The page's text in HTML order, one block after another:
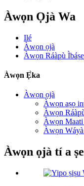
Àwọn Ọjà Wa
Ilé
Àwọn ọjà
Àwọn Ráàpù
Àwọn Ẹ̀ka
Àwọn ọjà
Àwọn aṣọ
Àwọn
Àwọn Maati
Àwọn
Àwọn ọjà tí a